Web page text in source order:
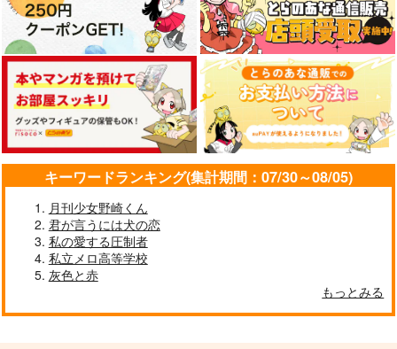
作品詳細 作品詳細 作品詳細
I wanna be your gent
leman
1,572円
イデア×アズール
もっと知りたい!!きみ
944円
イデア×アズール
キーワードランキング(集計期間：07/30～08/05)
月刊少女野崎くん
君が言うには犬の恋
私の愛する圧制者
私立メロ高等学校
灰色と赤
もっとみる